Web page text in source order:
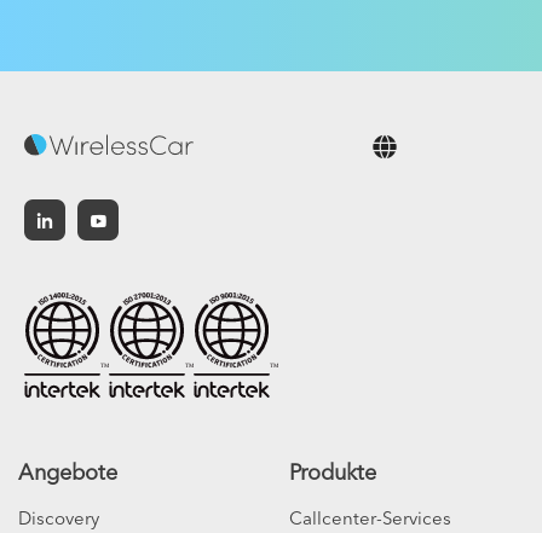
Angebote
Discovery
Produkte
Callcenter-Services